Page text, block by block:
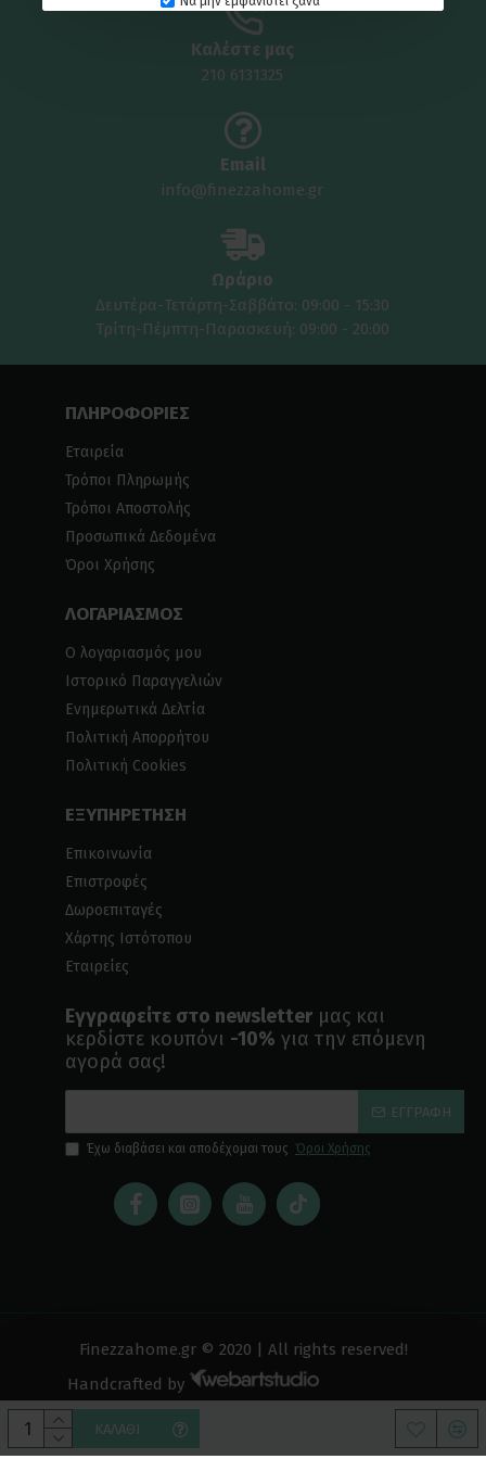
ΚΑΛΆΘΙ
Καλέστε μας
210 6131325
Email
info@finezzahome.gr
Ωράριο
Δευτέρα-Τετάρτη-Σαββάτο: 09:00 - 15:30
Τρίτη-Πέμπτη-Παρασκευή: 09:00 - 20:00
ΠΛΗΡΟΦΟΡΙΕΣ
Εταιρεία
Τρόποι Πληρωμής
Τρόποι Αποστολής
Προσωπικά Δεδομένα
Όροι Χρήσης
ΛΟΓΑΡΙΑΣΜΟΣ
Ο λογαριασμός μου
Ιστορικό Παραγγελιών
Ενημερωτικά Δελτία
Πολιτική Απορρήτου
Πολιτική Cookies
ΕΞΥΠΗΡΕΤΗΣΗ
Επικοινωνία
Επιστροφές
Δωροεπιταγές
Χάρτης Ιστότοπου
Εταιρείες
Εγγραφείτε στο newsletter μας και
κερδίστε κουπόνι -10% για την επόμενη
αγορά σας!
ΕΓΓΡΑΦΉ
Έχω διαβάσει και αποδέχομαι τους Όροι Χρήσης
Finezzahome.gr © 2020 | All rights reserved!
Handcrafted by